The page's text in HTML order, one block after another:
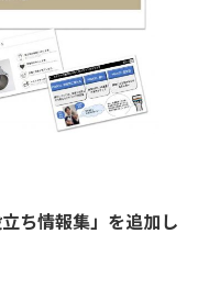
ち情報集」を追加し